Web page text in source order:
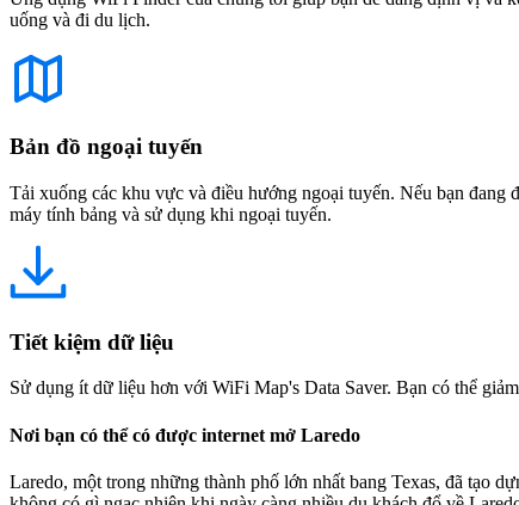
uống và đi du lịch.
Bản đồ ngoại tuyến
Tải xuống các khu vực và điều hướng ngoại tuyến. Nếu bạn
máy tính bảng và sử dụng khi ngoại tuyến.
Tiết kiệm dữ liệu
Sử dụng ít dữ liệu hơn với WiFi Map's Data Saver. Bạn có thể
Nơi bạn có thể có được internet mở Laredo
Laredo, một trong những thành phố lớn nhất bang Texas, đã tạo